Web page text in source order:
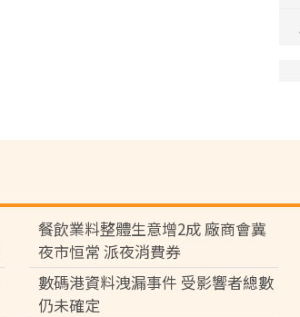
餐飲業料整體生意增2成 廠商會冀
夜市恒常 派夜消費券
數碼港資料洩漏事件 受影響者總數
仍未確定